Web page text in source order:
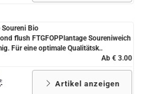
Soureni Bio
flush FTGFOPPlantage Soureniweich
Für eine optimale Qualitätsk..
Ab € 3.00
Artikel anzeigen